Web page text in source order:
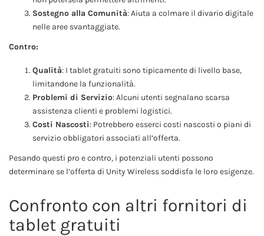
Sostegno alla Comunità: Aiuta a colmare il divario digitale
nelle aree svantaggiate.
Contro:
Qualità: I tablet gratuiti sono tipicamente di livello base,
limitandone la funzionalità.
Problemi di Servizio: Alcuni utenti segnalano scarsa
assistenza clienti e problemi logistici.
Costi Nascosti: Potrebbero esserci costi nascosti o piani di
servizio obbligatori associati all’offerta.
Pesando questi pro e contro, i potenziali utenti possono
determinare se l’offerta di Unity Wireless soddisfa le loro esigenze.
Confronto con altri fornitori di
tablet gratuiti